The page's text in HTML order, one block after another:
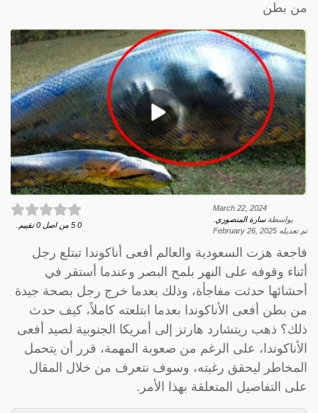
من بطن
March 22, 2024
بواسطةسارة المنصوري
تم تعديله February 26, 2025
0
5 من اصل 0 تقييم.
فاجعة هزت السعودية والعالم أفعى أناكوندا تبتلع رجل
أثناء وقوفه على النهر بلمح البصر وعندما أستقر في
أحشائها حدثت مفاجأة، وذلك بعدما خرج رجل بصحة جيدة
من بطن أفعى الأناكوندا بعدما ابتلعته كاملاً، كيف حدث
ذلك؟ ذهب ريتشارد هارتز إلى أمريكا الجنوبية لصيد أفعى
الأناكوندا، على الرغم من صعوبة المهمة، قرر أن يتحمل
المخاطر ليحقق رغبته، وسوف نتعرف من خلال المقال
على التفاصيل المتعلقة بهذا الأمر.